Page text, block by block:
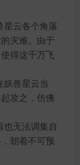
云各个角落
灾难。由于
得这千万飞
兽星云当
攻之，仿佛
无法调集自
朝着不可预